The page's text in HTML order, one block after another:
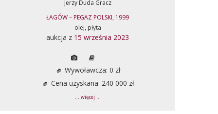
Jerzy Duda Gracz
ŁAGÓW – PEGAZ POLSKI, 1999
olej, płyta
aukcja z 15 września 2023
Wywoławcza: 0 zł
Cena uzyskana: 240 000 zł
... więcej ...